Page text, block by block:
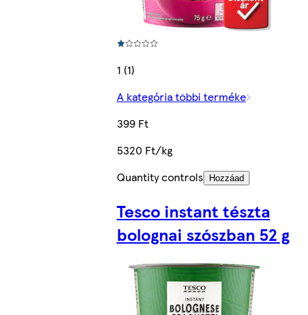
1 (1)
A kategória többi terméke
399 Ft
5320 Ft/kg
Quantity controls
Hozzáad
Tesco instant tészta
bolognai szószban 52 g